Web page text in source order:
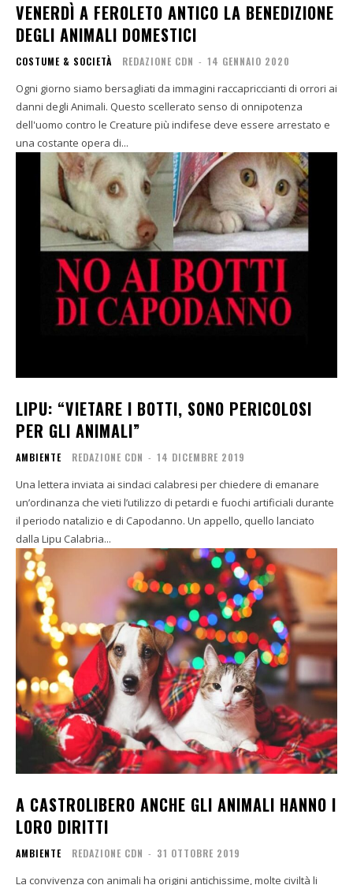
VENERDÌ A FEROLETO ANTICO LA BENEDIZIONE
DEGLI ANIMALI DOMESTICI
COSTUME & SOCIETÀ REDAZIONE CDN - 14 GENNAIO 2020
Ogni giorno siamo bersagliati da immagini raccapriccianti di orrori ai
danni degli Animali. Questo scellerato senso di onnipotenza
dell'uomo contro le Creature più indifese deve essere arrestato e
una costante opera di...
LIPU: “VIETARE I BOTTI, SONO PERICOLOSI
PER GLI ANIMALI”
AMBIENTE REDAZIONE CDN - 14 DICEMBRE 2019
Una lettera inviata ai sindaci calabresi per chiedere di emanare
un’ordinanza che vieti l’utilizzo di petardi e fuochi artificiali durante
il periodo natalizio e di Capodanno. Un appello, quello lanciato
dalla Lipu Calabria...
A CASTROLIBERO ANCHE GLI ANIMALI HANNO I
LORO DIRITTI
AMBIENTE REDAZIONE CDN - 31 OTTOBRE 2019
La convivenza con animali ha origini antichissime, molte civiltà li